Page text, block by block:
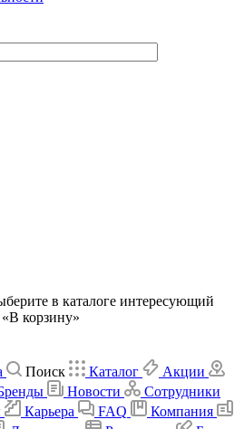
в каталоге интересующий
корзину»
Поиск Каталог
Акции
Новости
Сотрудники
Карьера FAQ
Компания